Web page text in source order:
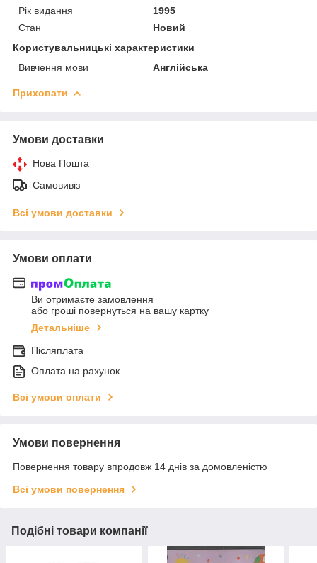
Рік видання
1995
Стан
Новий
Користувальницькі характеристики
Вивчення мови
Англійська
Приховати
Умови доставки
Нова Пошта
Самовивіз
Всі умови доставки
Умови оплати
Ви отримаєте замовлення
або гроші повернуться на вашу картку
Детальніше
Післяплата
Оплата на рахунок
Всі умови оплати
Умови повернення
Повернення товару впродовж 14 днів за домовленістю
Всі умови повернення
Подібні товари компанії